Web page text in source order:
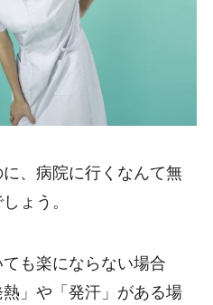
、病院に行くなんて無
ょう。
も楽にならない場合
」や「発汗」がある場